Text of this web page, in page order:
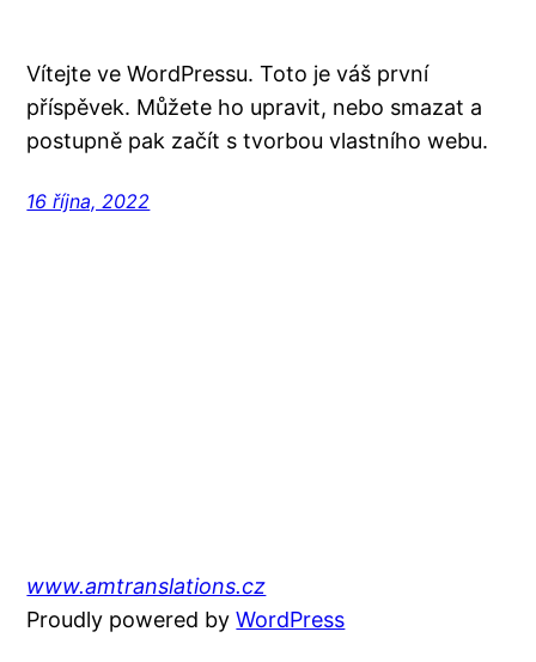
Vítejte ve WordPressu. Toto je váš první
příspěvek. Můžete ho upravit, nebo smazat a
postupně pak začít s tvorbou vlastního webu.
16 října, 2022
www.amtranslations.cz
Proudly powered byWordPress